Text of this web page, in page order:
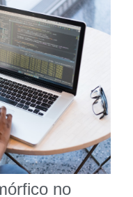
no
de 2023
o framework